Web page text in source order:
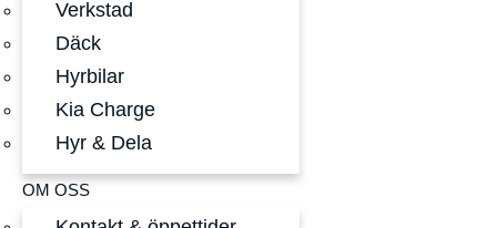
Verkstad
Däck
Hyrbilar
Kia Charge
Hyr & Dela
OM OSS